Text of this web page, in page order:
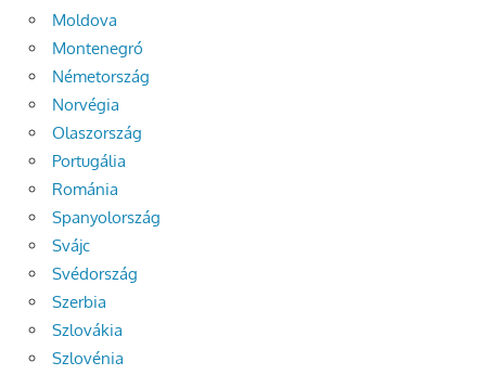
Moldova
Montenegró
Németország
Norvégia
Olaszország
Portugália
Románia
Spanyolország
Svájc
Svédország
Szerbia
Szlovákia
Szlovénia